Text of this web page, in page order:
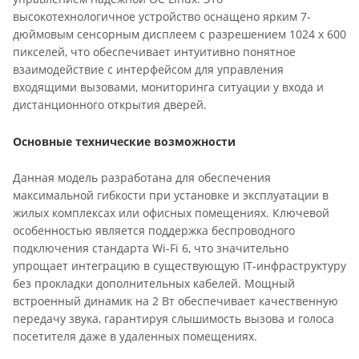
высокотехнологичное устройство оснащено ярким 7-
дюймовым сенсорным дисплеем с разрешением 1024 x 600
пикселей, что обеспечивает интуитивно понятное
взаимодействие с интерфейсом для управления
входящими вызовами, мониторинга ситуации у входа и
дистанционного открытия дверей.
Основные технические возможности
Данная модель разработана для обеспечения
максимальной гибкости при установке и эксплуатации в
жилых комплексах или офисных помещениях. Ключевой
особенностью является поддержка беспроводного
подключения стандарта Wi-Fi 6, что значительно
упрощает интеграцию в существующую IT-инфраструктуру
без прокладки дополнительных кабелей. Мощный
встроенный динамик на 2 Вт обеспечивает качественную
передачу звука, гарантируя слышимость вызова и голоса
посетителя даже в удаленных помещениях.